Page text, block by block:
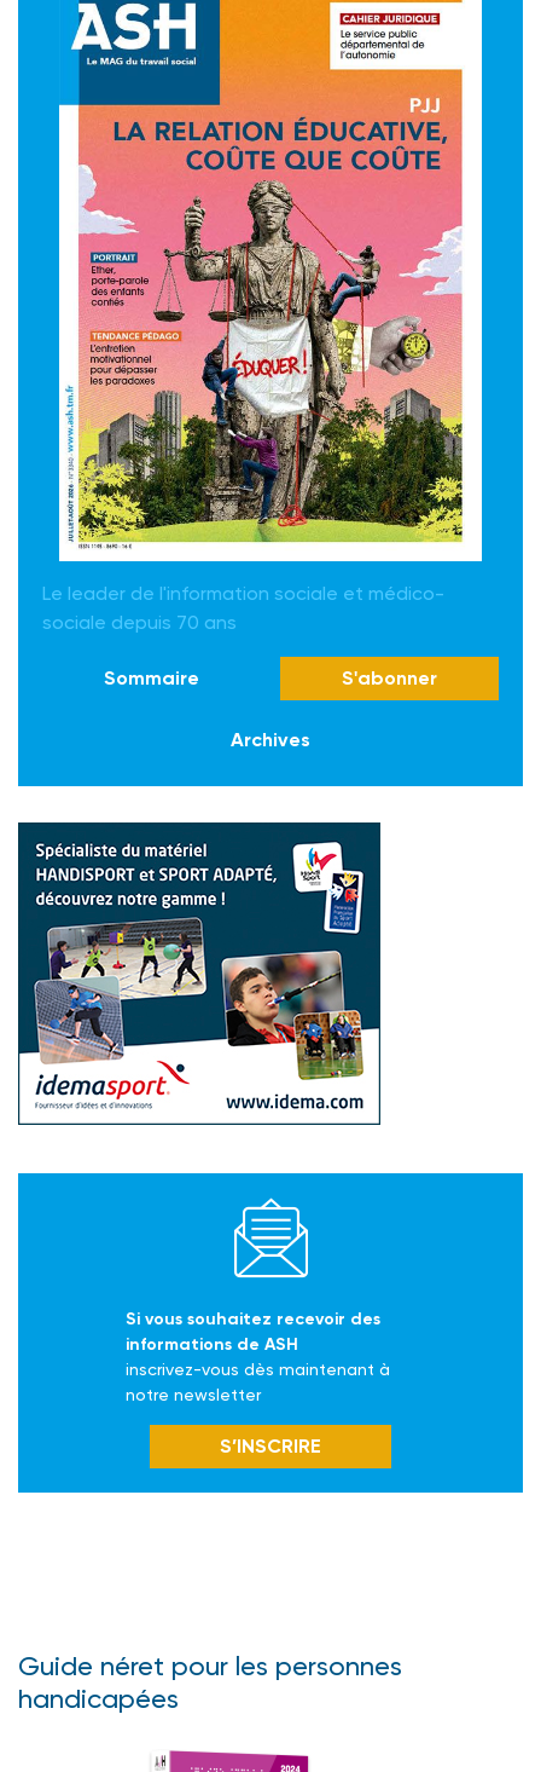
Le leader de l'information sociale et médico-
sociale depuis 70 ans
Sommaire S'abonner
Archives
Si vous souhaitez recevoir des
informations de ASH
inscrivez-vous dès maintenant à
notre newsletter
S’INSCRIRE
Guide néret pour les personnes
handicapées